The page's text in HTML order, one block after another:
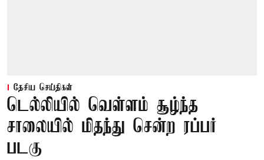
தேசிய செய்திகள்
டெல்லியில் வெள்ளம் சூழ்ந்த
சாலையில் மிதந்து சென்ற ரப்பர்
படகு